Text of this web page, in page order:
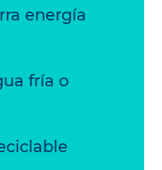
energía
fría o